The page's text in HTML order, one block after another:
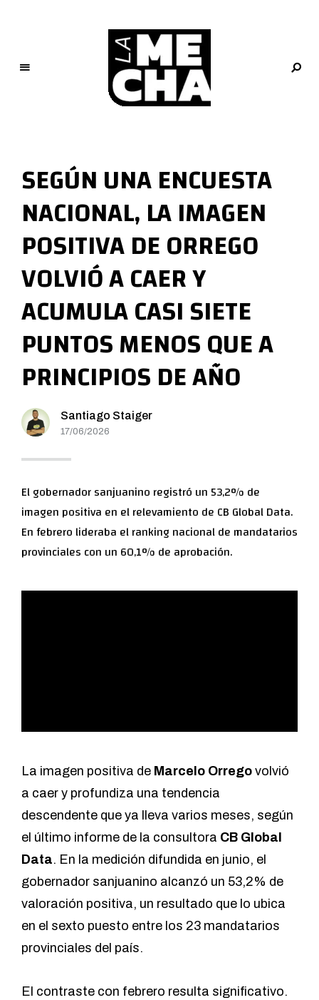
M
e
c
h
a
PERIODISMO DIGITAL
SEGÚN UNA ENCUESTA
NACIONAL, LA IMAGEN
POSITIVA DE ORREGO
VOLVIÓ A CAER Y
ACUMULA CASI SIETE
PUNTOS MENOS QUE A
PRINCIPIOS DE AÑO
Santiago Staiger
17/06/2026
El gobernador sanjuanino registró un 53,2% de
imagen positiva en el relevamiento de CB Global Data.
En febrero lideraba el ranking nacional de mandatarios
provinciales con un 60,1% de aprobación.
La imagen positiva de Marcelo Orrego volvió
a caer y profundiza una tendencia
descendente que ya lleva varios meses, según
el último informe de la consultora CB Global
Data. En la medición difundida en junio, el
gobernador sanjuanino alcanzó un 53,2% de
valoración positiva, un resultado que lo ubica
en el sexto puesto entre los 23 mandatarios
provinciales del país.
El contraste con febrero resulta significativo.